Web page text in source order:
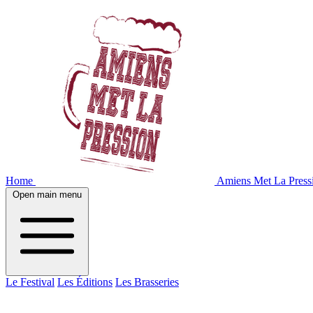
Home Amiens Met La
Open main menu
Le Festival Les Éditions Les Brasseries